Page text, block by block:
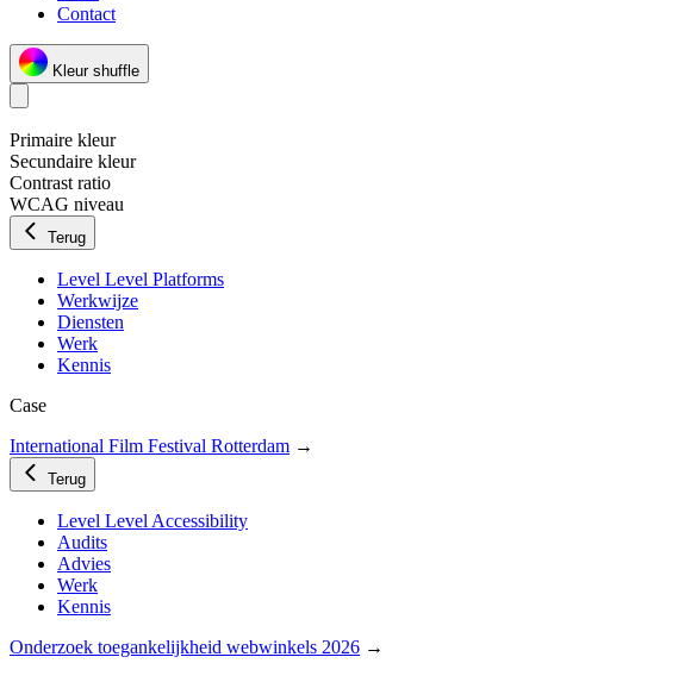
Contact
Kleur shuffle
Primaire kleur
Secundaire kleur
Contrast ratio
WCAG niveau
Terug
Level Level Platforms
Werkwijze
Diensten
Werk
Kennis
Case
International Film Festival Rotterdam →
Terug
Level Level Accessibility
Audits
Advies
Werk
Kennis
Onderzoek toegankelijkheid webwinkels 2026 →